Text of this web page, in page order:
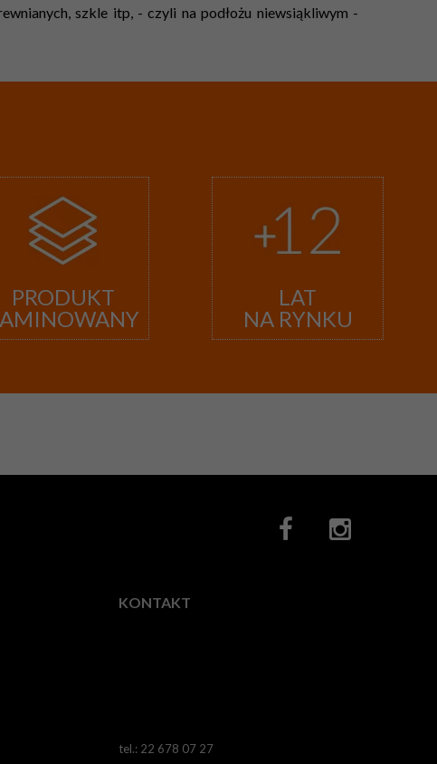
szkle itp, - czyli na podłożu niewsiąkliwym -
PRODUKT
LAT
NA RYNKU
KONTAKT
tel.: 22 678 07 27